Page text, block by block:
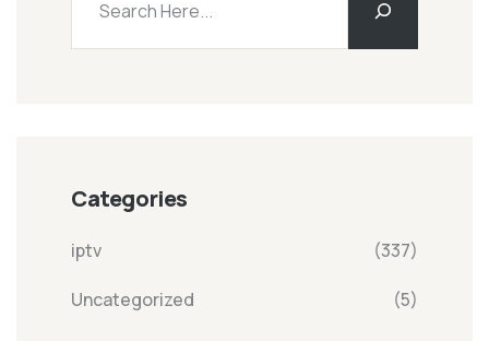
Categories
iptv (337)
Uncategorized (5)